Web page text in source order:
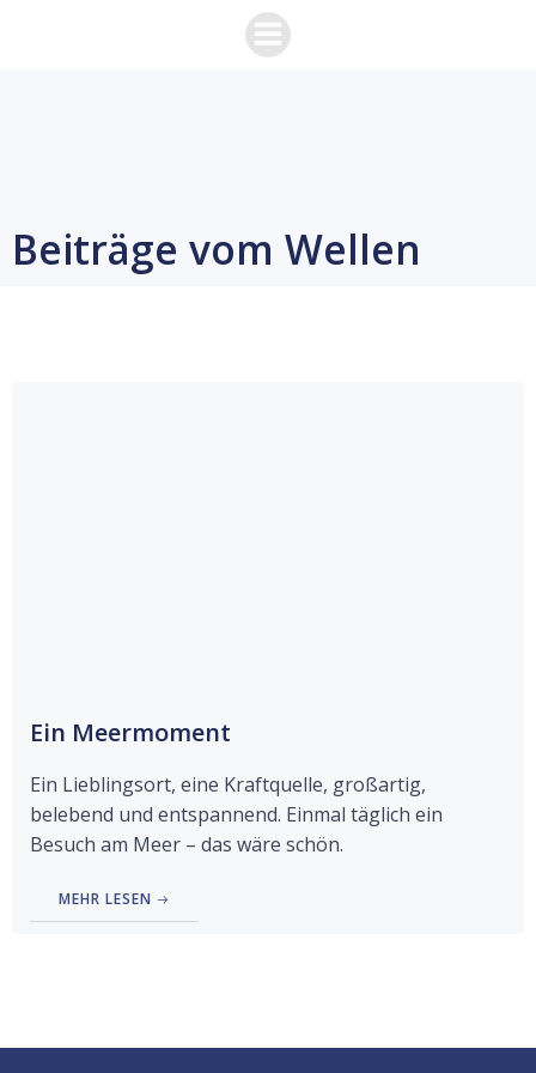
Zum
Inhalt
Beiträge vom Wellen
Ein Meermoment
Ein Lieblingsort, eine Kraftquelle, großartig,
belebend und entspannend. Einmal täglich ein
Besuch am Meer – das wäre schön.
MEHR LESEN